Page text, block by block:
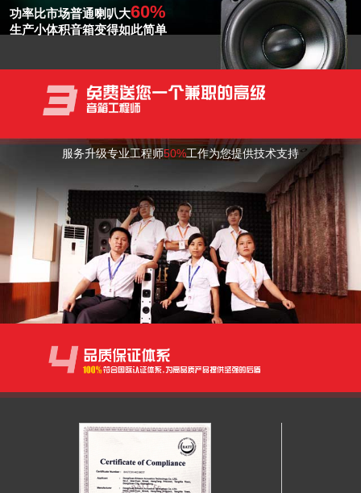
功率比市场普通喇叭大60%
生产小体积音箱变得如此简单
服务升级专业工程师50%工作为您提供技术支持